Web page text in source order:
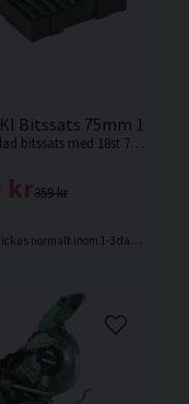
(2x5,0Ah) Inkl 32
Bitssats 75mm 18
Färgodad bitssats med 18st 75mm långa bits från HiKOKI
359 kr
kr
normalt inom 1-3 dagar